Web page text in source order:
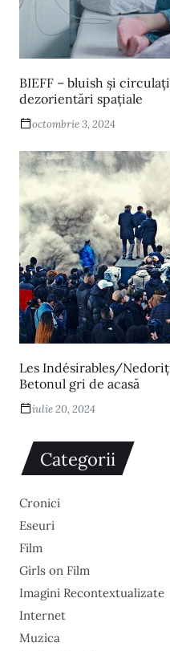
BIEFF – bluish și
dezorientări spațiale
octombrie 3, 2024
Les Indésirables/
Betonul gri de acasă
iulie 20, 2024
Categorii
Cronici
Eseuri
Film
Girls on Film
Imagini Recontextualizate
Internet
Muzica